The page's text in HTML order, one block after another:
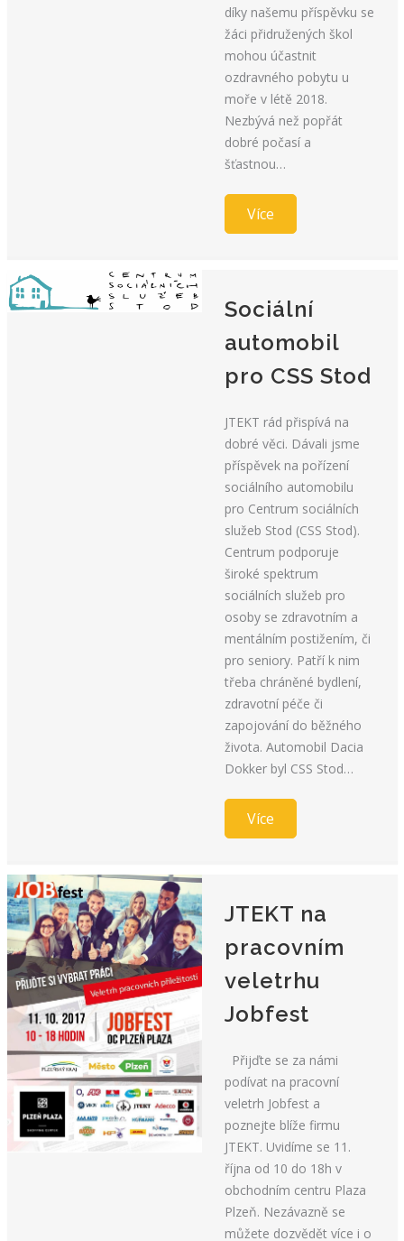
díky našemu příspěvku se
žáci přidružených škol
mohou účastnit
ozdravného pobytu u
moře v létě 2018.
Nezbývá než popřát
dobré počasí a
šťastnou…
Více
Sociální
automobil
pro CSS Stod
JTEKT rád přispívá na
dobré věci. Dávali jsme
příspěvek na pořízení
sociálního automobilu
pro Centrum sociálních
služeb Stod (CSS Stod).
Centrum podporuje
široké spektrum
sociálních služeb pro
osoby se zdravotním a
mentálním postižením, či
pro seniory. Patří k nim
třeba chráněné bydlení,
zdravotní péče či
zapojování do běžného
života. Automobil Dacia
Dokker byl CSS Stod…
Více
JTEKT na
pracovním
veletrhu
Jobfest
Přijďte se za námi
podívat na pracovní
veletrh Jobfest a
poznejte blíže firmu
JTEKT. Uvidíme se 11.
října od 10 do 18h v
obchodním centru Plaza
Plzeň. Nezávazně se
můžete dozvědět více i o